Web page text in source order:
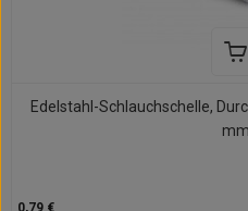
Edelstahl-Schlauchschelle,
mm
0,79 €